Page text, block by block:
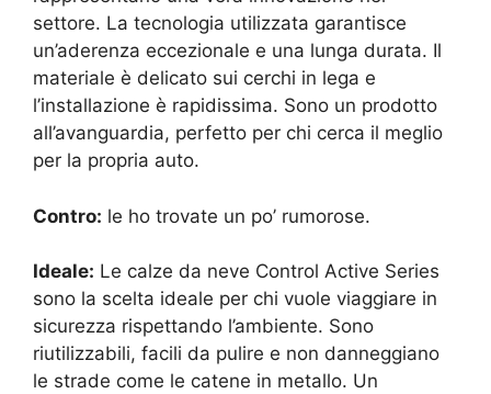
settore. La tecnologia utilizzata garantisce
un’aderenza eccezionale e una lunga durata. Il
materiale è delicato sui cerchi in lega e
l’installazione è rapidissima. Sono un prodotto
all’avanguardia, perfetto per chi cerca il meglio
per la propria auto.
Contro: le ho trovate un po’ rumorose.
Ideale: Le calze da neve Control Active Series
sono la scelta ideale per chi vuole viaggiare in
sicurezza rispettando l’ambiente. Sono
riutilizzabili, facili da pulire e non danneggiano
le strade come le catene in metallo. Un